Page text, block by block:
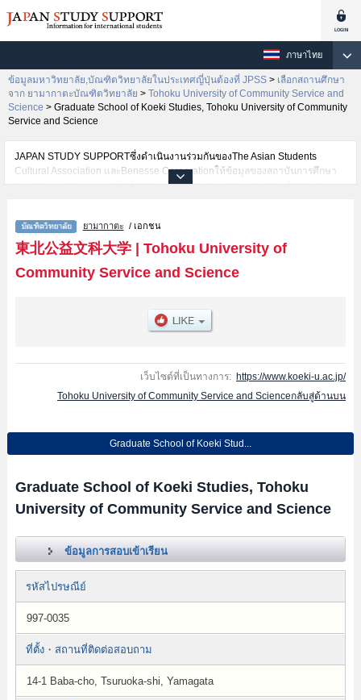
ภาษาไทย
ข้อมูลมหาวิทยาลัย,บัณฑิตวิทยาลัยในประเทศญี่ปุ่นต้องที่ JPSS > เลือกสถานศึกษา
จาก ยามากาตะบัณฑิตวิทยาลัย > Tohoku University of Community Service and
Science > Graduate School of Koeki Studies, Tohoku University of Community
Service and Science
JAPAN STUDY SUPPORTซึ่งดำเนินงานร่วมกันของThe Asian Students
Cultural Association และBenesse Corporationให้ข้อมูลของสถาบันการศึกษา
ระดับมหาวิทยาลัย・บัณฑิตวิทยาลัย・วิทยาลัยระดับอนุปริญญา・วิทยาลัย
Science,ข้อมูลจำเป็นสำหรับนักศึกษาต่างชาติเช่นGraduate School of Koeki
Studies, Tohoku University of Community Service and Science เป็นต้น,ข้อมูล
ของแต่ละสาขาวิจัย,ข้อมูลการสอบคัดเลือกเข้าศึกษาเช่นจำนวนคนที่รับสมัครหรือ
จำนวนคนที่ผ่านการสอบคัดเลือกเป็นต้น,แนะนำสถานที่,การเดินทางเป็นต้นไว้
ยามากาตะ / เอกชน
東北公益文科大学| Tohoku University of
Community Service and Science
เว็บไซต์ที่เป็นทางการ: https://www.koeki-u.ac.jp/
Tohoku University of Community Service and Scienceกลับสู่ด้านบน
Graduate School of Koeki Stud...
Graduate School of Koeki Studies, Tohoku
University of Community Service and Science
ข้อมูลการสอบเข้าเรียน
รหัสไปรษณีย์
997-0035
ที่ตั้ง・สถานที่ติดต่อสอบถาม
14-1 Baba-cho, Tsuruoka-shi, Yamagata